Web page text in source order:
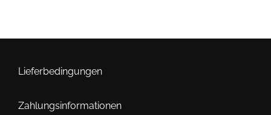
Lieferbedingungen
Zahlungsinformationen